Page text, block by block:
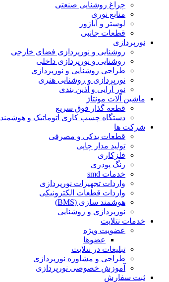
چراغ روشنایی صنعتی
منابع نوری
لوستر و آباژور
قطعات جانبی
نورپردازی
روشنایی و نورپردازی فضای خارجی
روشنایی و نورپردازی داخلی
طراحی روشنایی و نورپردازی
نورپردازی و روشنایی هنری
نور آرایی و آذین بندی
ماشین آلات مونتاژ
قطعه گذار فوق سریع
دستگاه چسب کاری اتوماتیک و هوشمند
شرکت ها
قطعات یدکی و مصرفی
تولید مدار چاپی
فلزکاری
رنگ پودری
خدمات smd
واردات تجهیزات نورپردازی
واردات قطعات الکترونیکی
هوشمند سازی (BMS)
نورپردازی و روشنایی
خدمات نتلایت
عضویت ویژه
عضوها
تبلیغات در نتلایت
طراحی و مشاوره نورپردازی
آموزش خصوصی نورپردازی
ثبت سفارش